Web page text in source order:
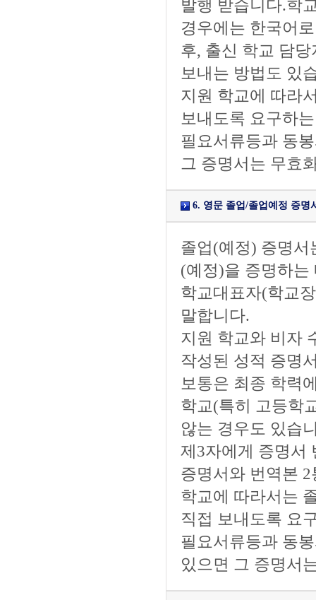
발행 받습니다.학
경우에는 한국어
후, 출신 학교 담
보내는 방법도 있
지원 학교에 따라
보내도록 요구하
필요서류등과 동
그 증명서는 무효
6. 영문 졸업/졸업예정 증명
졸업(예정) 증명서
(예정)을 증명하는
학교대표자(학교
말합니다.
지원 학교와 비자
작성된 성적 증명
보통은 최종 학력
학교(특히 고등학
않는 경우도 있습
제3자에게 증명서
증명서와 번역본
학교에 따라서는
직접 보내도록 요
필요서류등과 동
있으면 그 증명서